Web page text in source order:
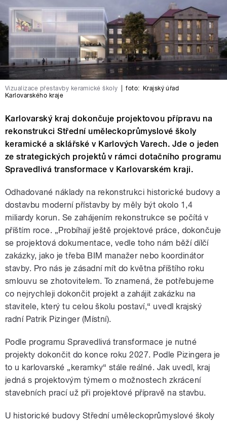
Vizualizace přestavby keramické školy foto:
Krajský úřad
Karlovarského kraje
Karlovarský kraj dokončuje projektovou přípravu na
rekonstrukci Střední uměleckoprůmyslové školy
keramické a sklářské v Karlových Varech. Jde o jeden
ze strategických projektů v rámci dotačního programu
Spravedlivá transformace v Karlovarském kraji.
Odhadované náklady na rekonstrukci historické budovy a
dostavbu moderní přístavby by měly být okolo 1,4
miliardy korun. Se zahájením rekonstrukce se počítá v
příštím roce. „Probíhají ještě projektové práce, dokončuje
se projektová dokumentace, vedle toho nám běží dílčí
zakázky, jako je třeba BIM manažer nebo koordinátor
stavby. Pro nás je zásadní mít do května příštího roku
smlouvu se zhotovitelem. To znamená, že potřebujeme
co nejrychleji dokončit projekt a zahájit zakázku na
stavitele, který tu celou školu postaví,“ uvedl krajský
radní Patrik Pizinger (Místní).
Podle programu Spravedlivá transformace je nutné
projekty dokončit do konce roku 2027. Podle Pizingera je
to u karlovarské „keramky“ stále reálné. Jak uvedl, kraj
jedná s projektovým týmem o možnostech zkrácení
stavebních prací už při projektové přípravě na stavbu.
U historické budovy Střední uměleckoprůmyslové školy